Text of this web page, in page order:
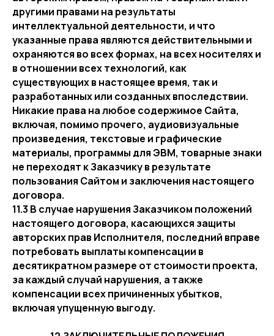
другими правами на результаты
интеллектуальной деятельности, и что
указанные права являются действительными и
охраняются во всех формах, на всех носителях и
в отношении всех технологий, как
существующих в настоящее время, так и
разработанных или созданных впоследствии.
Никакие права на любое содержимое Сайта,
включая, помимо прочего, аудиовизуальные
произведения, текстовые и графические
материалы, программы для ЭВМ, товарные знаки
не переходят к Заказчику в результате
пользования Сайтом и заключения настоящего
договора.
11.3 В случае нарушения Заказчиком положений
настоящего договора, касающихся защиты
авторских прав Исполнителя, последний вправе
потребовать выплаты компенсации в
десятикратном размере от стоимости проекта,
за каждый случай нарушения, а также
компенсации всех причиненных убытков,
включая упущенную выгоду.